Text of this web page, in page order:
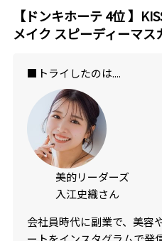
【ドンキホーテ4位 】
メイク スピーディーマ
■トライしたのは....
美的リーダーズ
入江史織さん
会社員時代に副業で、美容